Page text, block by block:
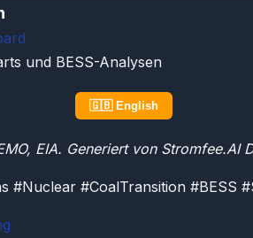
und BESS-Analysen
🇬🇧 English
EIA. Generiert von Stromfee.AI
#Nuclear #CoalTransition #BESS